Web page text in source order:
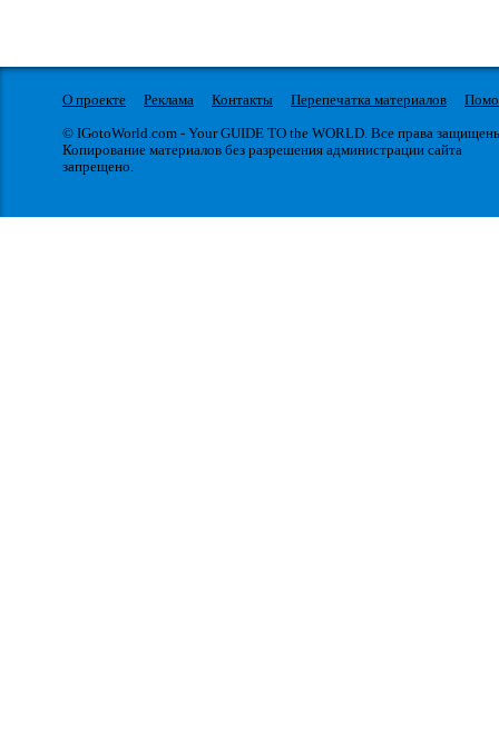
О проекте Реклама Контакты Перепечатка материалов
© IGotoWorld.com - Your GUIDE TO the WORLD. Все права
Копирование материалов без разрешения администрации сайта
запрещено.